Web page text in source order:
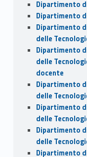
Dipartimento
Dipartimento
Dipartimento
delle
Dipartimento
delle
docente
Dipartimento
delle
Dipartimento
delle
Dipartimento
delle
Dipartimento